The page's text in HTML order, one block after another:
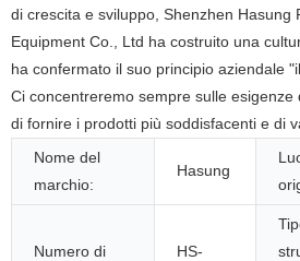
di crescita e sviluppo, Shenzhen Hasung
Equipment Co., Ltd ha costruito una
ha confermato il suo principio aziendale
Ci concentreremo sempre sulle
di fornire i prodotti più soddisfacenti e di
Nome del
marchio:
Hasung
Numero di
HS-